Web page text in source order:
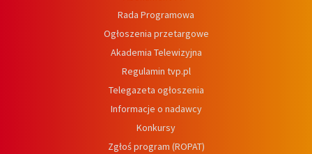
Rada Programowa
Ogłoszenia przetargowe
Akademia Telewizyjna
Regulamin tvp.pl
Telegazeta ogłoszenia
Informacje o nadawcy
Konkursy
Zgłoś program (ROPAT)